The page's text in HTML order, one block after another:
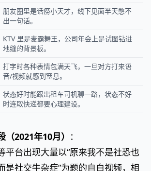
朋友圈里是话痨小天才，线下见面半天憋不
出一句话。
KTV 里是麦霸舞王，公司年会上是试图钻进
地缝的背景板。
打字时各种表情包满天飞，一旦对方打来语
音/视频就感到窒息。
状态好时能跟出租车司机聊一路，状态不好
时连取快递都要心理建设。
（2021年10月） ：
平台出现大量以“原来我不是社恐也
是社交牛杂症”为题的自白视频，相